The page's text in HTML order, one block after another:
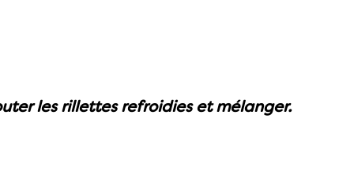
les rillettes refroidies et mélanger.